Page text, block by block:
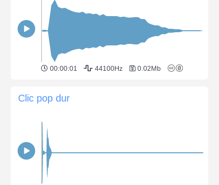
00:00:01 44100Hz 0.02Mb
Clic pop dur